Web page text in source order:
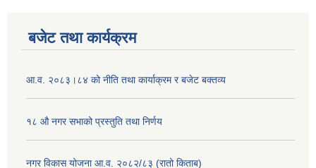
बजेट तथा कार्यक्रम
आ.व. २०८३।८४ को नीति तथा कार्याक्रम र बजेट बक्तव्य
१८ औ नगर सभाको प्रस्तुति तथा निर्णय
नगर विकास योजना आ.व. २०८२/८३ (रातो किताब)